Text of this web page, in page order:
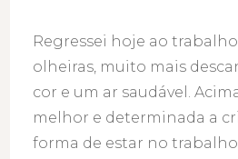
Regressei hoje ao
olheiras, muito mais
cor e um ar saudável.
melhor e determinada a
forma de estar no trabalho